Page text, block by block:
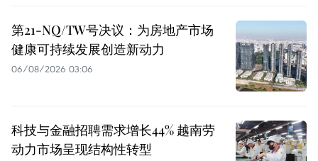
第21-NQ/TW号决议：为房地产市场
健康可持续发展创造新动力
06/08/2026 03:06
科技与金融招聘需求增长44% 越南劳
动力市场呈现结构性转型